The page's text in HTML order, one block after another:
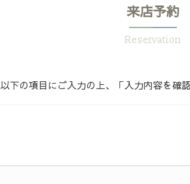
来店予約
Reservation
以下の項目にご入力の上、「入力内容を確